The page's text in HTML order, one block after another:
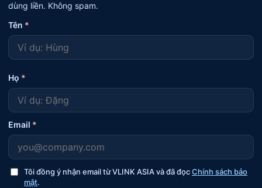
dùng liền. Không spam.
Tên *
Họ *
Email *
Tôi đồng ý nhận email từ VLINK ASIA và đã đọcChính sách bảo
mật.